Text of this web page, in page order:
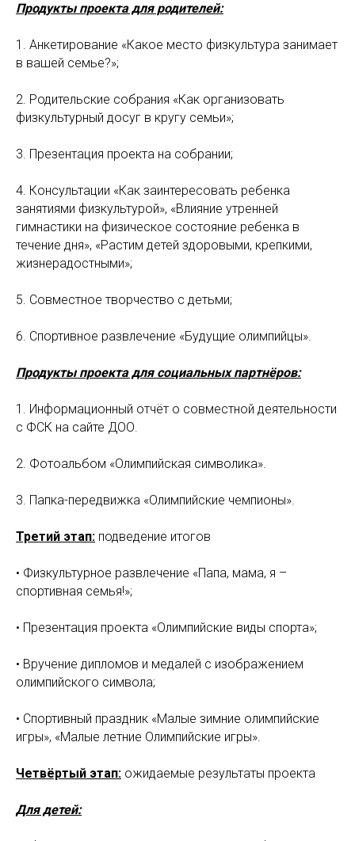
Продукты проекта для родителей:
1. Анкетирование «Какое место физкультура занимает
в вашей семье?»;
2. Родительские собрания «Как организовать
физкультурный досуг в кругу семьи»;
3. Презентация проекта на собрании;
4. Консультации «Как заинтересовать ребенка
занятиями физкультурой», «Влияние утренней
гимнастики на физическое состояние ребенка в
течение дня», «Растим детей здоровыми, крепкими,
жизнерадостными»;
5. Совместное творчество с детьми;
6. Спортивное развлечение «Будущие олимпийцы».
Продукты проекта для социальных партнёров:
1. Информационный отчёт о совместной деятельности
с ФСК на сайте ДОО.
2. Фотоальбом «Олимпийская символика».
3. Папка-передвижка «Олимпийские чемпионы».
Третий этап: подведение итогов
• Физкультурное развлечение «Папа, мама, я –
спортивная семья!»;
• Презентация проекта «Олимпийские виды спорта»;
• Вручение дипломов и медалей с изображением
олимпийского символа;
• Спортивный праздник «Малые зимние олимпийские
игры», «Малые летние Олимпийские игры».
Четвёртый этап: ожидаемые результаты проекта
Для детей: